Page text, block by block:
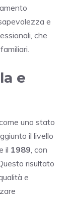
e
che
e
uno stato
il livello
il 1989, con
risultato
e